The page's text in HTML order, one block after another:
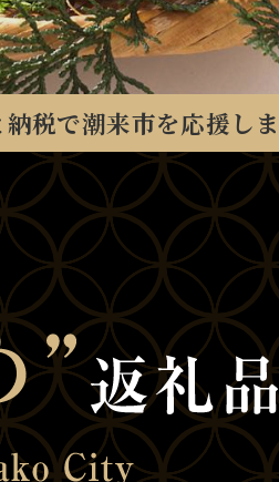
茨城県産常陸牛（ひ
税で潮来市を応援し